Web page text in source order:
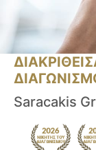
Saracakis